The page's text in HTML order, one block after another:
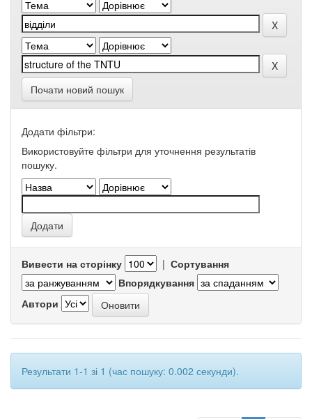
Почати новий пошук
Додати фільтри:
Використовуйте фільтри для уточнення результатів
пошуку.
Вивести на сторінку | Сортування
Впорядкування
Автори
Результати 1-1 зі 1 (час пошуку: 0.002 секунди).